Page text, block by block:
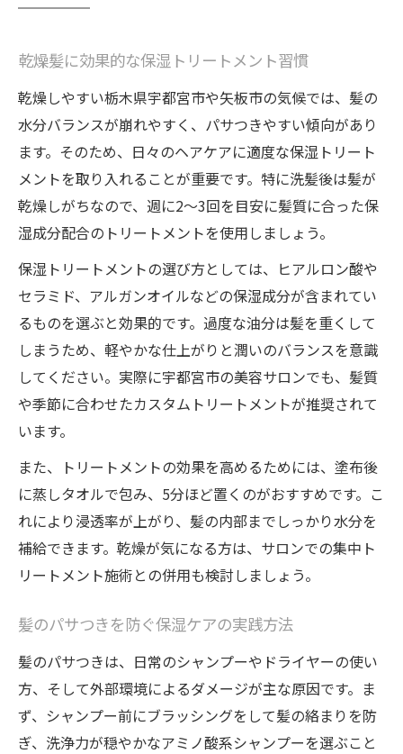
乾燥髪に効果的な保湿トリートメント習慣
乾燥しやすい栃木県宇都宮市や矢板市の気候では、髪の
水分バランスが崩れやすく、パサつきやすい傾向があり
ます。そのため、日々のヘアケアに適度な保湿トリート
メントを取り入れることが重要です。特に洗髪後は髪が
乾燥しがちなので、週に2～3回を目安に髪質に合った保
湿成分配合のトリートメントを使用しましょう。
保湿トリートメントの選び方としては、ヒアルロン酸や
セラミド、アルガンオイルなどの保湿成分が含まれてい
るものを選ぶと効果的です。過度な油分は髪を重くして
しまうため、軽やかな仕上がりと潤いのバランスを意識
してください。実際に宇都宮市の美容サロンでも、髪質
や季節に合わせたカスタムトリートメントが推奨されて
います。
また、トリートメントの効果を高めるためには、塗布後
に蒸しタオルで包み、5分ほど置くのがおすすめです。こ
れにより浸透率が上がり、髪の内部までしっかり水分を
補給できます。乾燥が気になる方は、サロンでの集中ト
リートメント施術との併用も検討しましょう。
髪のパサつきを防ぐ保湿ケアの実践方法
髪のパサつきは、日常のシャンプーやドライヤーの使い
方、そして外部環境によるダメージが主な原因です。ま
ず、シャンプー前にブラッシングをして髪の絡まりを防
ぎ、洗浄力が穏やかなアミノ酸系シャンプーを選ぶこと